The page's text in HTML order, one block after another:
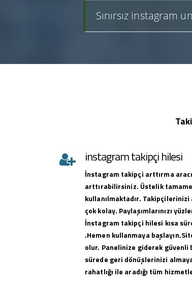
Sınırsız instagram
instagram takipçi hilesi
İnstagram takipçi arttırma
arttırabilirsiniz. Üstelik
kullanılmaktadır.
çok kolay. Paylaşımlarınızı
İnstagram takipçi hilesi kısa
.Hemen kullanmaya
olur. Panelinize giderek güvenli
sürede geri dönüşlerinizi
rahatlığı ile aradığı tüm